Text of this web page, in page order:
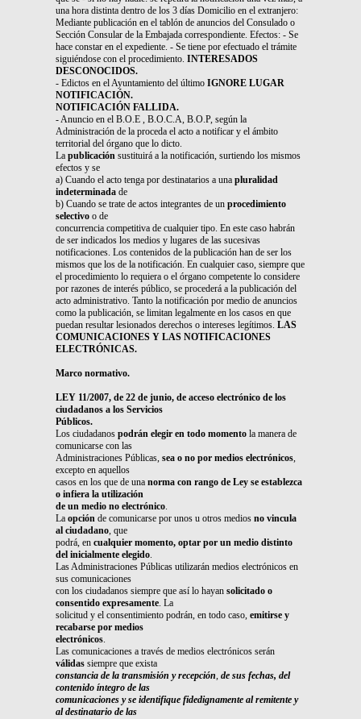
una hora distinta dentro de los 3 días Domicilio en el extranjero:
Mediante publicación en el tablón de anuncios del Consulado o
Sección Consular de la Embajada correspondiente. Efectos: - Se
hace constar en el expediente. - Se tiene por efectuado el trámite
siguiéndose con el procedimiento. INTERESADOS
DESCONOCIDOS.
- Edictos en el Ayuntamiento del último IGNORE LUGAR
NOTIFICACIÓN.
NOTIFICACIÓN FALLIDA.
- Anuncio en el B.O.E , B.O.C.A, B.O.P, según la
Administración de la proceda el acto a notificar y el ámbito
territorial del órgano que lo dicto.
La publicación sustituirá a la notificación, surtiendo los mismos
efectos y se
a) Cuando el acto tenga por destinatarios a una pluralidad
indeterminada de
b) Cuando se trate de actos integrantes de un procedimiento
selectivo o de
concurrencia competitiva de cualquier tipo. En este caso habrán
de ser indicados los medios y lugares de las sucesivas
notificaciones. Los contenidos de la publicación han de ser los
mismos que los de la notificación. En cualquier caso, siempre que
el procedimiento lo requiera o el órgano competente lo considere
por razones de interés público, se procederá a la publicación del
acto administrativo. Tanto la notificación por medio de anuncios
como la publicación, se limitan legalmente en los casos en que
puedan resultar lesionados derechos o intereses legítimos. LAS
COMUNICACIONES Y LAS NOTIFICACIONES
ELECTRÓNICAS.
Marco normativo.
LEY 11/2007, de 22 de junio, de acceso electrónico de los
ciudadanos a los Servicios
Públicos.
Los ciudadanos podrán elegir en todo momento la manera de
comunicarse con las
Administraciones Públicas, sea o no por medios electrónicos,
excepto en aquellos
casos en los que de una norma con rango de Ley se establezca
o infiera la utilización
de un medio no electrónico.
La opción de comunicarse por unos u otros medios no vincula
al ciudadano, que
podrá, en cualquier momento, optar por un medio distinto
del inicialmente elegido.
Las Administraciones Públicas utilizarán medios electrónicos en
sus comunicaciones
con los ciudadanos siempre que así lo hayan solicitado o
consentido expresamente. La
solicitud y el consentimiento podrán, en todo caso, emitirse y
recabarse por medios
electrónicos.
Las comunicaciones a través de medios electrónicos serán
válidas siempre que exista
constancia de la transmisión y recepción, de sus fechas, del
contenido íntegro de las
comunicaciones y se identifique fidedignamente al remitente y
al destinatario de las